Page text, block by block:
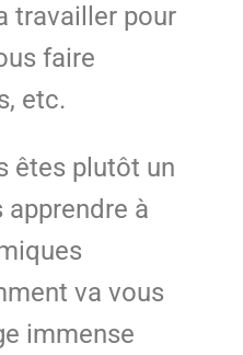
travailler pour
faire
etc.
êtes plutôt un
apprendre à
va vous
immense